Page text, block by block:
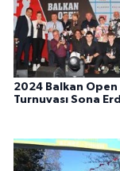
2024 Balkan
Turnuvası Sona